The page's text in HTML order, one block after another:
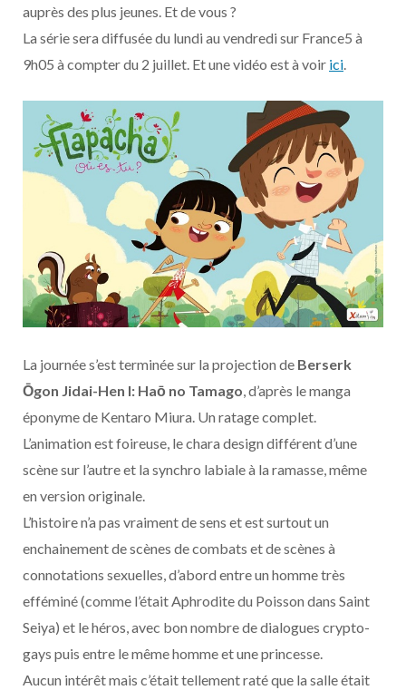
auprès des plus jeunes. Et de vous ?
La série sera diffusée du lundi au vendredi sur France5 à
9h05 à compter du 2 juillet. Et une vidéo est à voir ici.
La journée s’est terminée sur la projection de Berserk
Ōgon Jidai-Hen I: Haō no Tamago, d’après le manga
éponyme de Kentaro Miura. Un ratage complet.
L’animation est foireuse, le chara design différent d’une
scène sur l’autre et la synchro labiale à la ramasse, même
en version originale.
L’histoire n’a pas vraiment de sens et est surtout un
enchainement de scènes de combats et de scènes à
connotations sexuelles, d’abord entre un homme très
efféminé (comme l’était Aphrodite du Poisson dans Saint
Seiya) et le héros, avec bon nombre de dialogues crypto-
gays puis entre le même homme et une princesse.
Aucun intérêt mais c’était tellement raté que la salle était